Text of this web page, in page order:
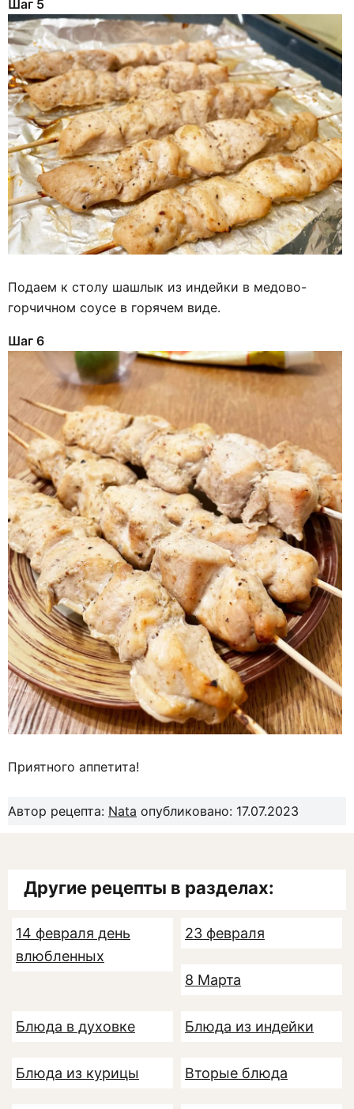
Шаг 5
Подаем к столу шашлык из индейки в медово-
горчичном соусе в горячем виде.
Шаг 6
Приятного аппетита!
Автор рецепта: Nata опубликовано: 17.07.2023
Другие рецепты в разделах:
14 февраля день
влюбленных
23 февраля
8 Марта
Блюда в духовке Блюда из индейки
Блюда из курицы Вторые блюда